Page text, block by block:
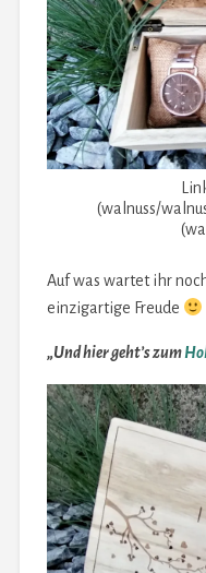
(walnuss/
Auf was wartet ihr
einzigartige Freude
„Und hier geht’s zum